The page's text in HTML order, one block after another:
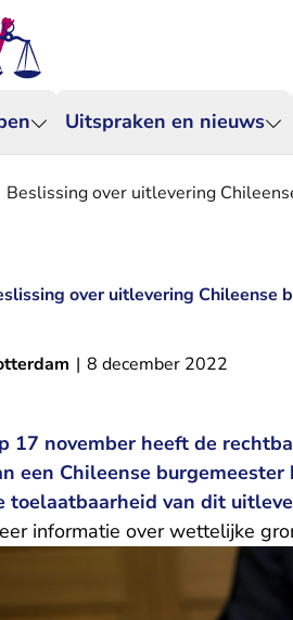
Uitspraken en nieuws
Beslissing over uitlevering
over uitlevering Chileense
| 8 december 2022
17 november heeft de
een Chileense
toelaatbaarheid van dit
informatie over wettelijke